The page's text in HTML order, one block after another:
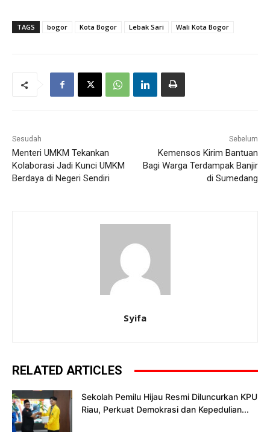
TAGS bogor Kota Bogor Lebak Sari Wali Kota Bogor
Sesudah
Menteri UMKM Tekankan
Kolaborasi Jadi Kunci UMKM
Berdaya di Negeri Sendiri
Sebelum
Kemensos Kirim Bantuan
Bagi Warga Terdampak Banjir
di Sumedang
Syifa
RELATED ARTICLES
Sekolah Pemilu Hijau Resmi Diluncurkan KPU
Riau, Perkuat Demokrasi dan Kepedulian...